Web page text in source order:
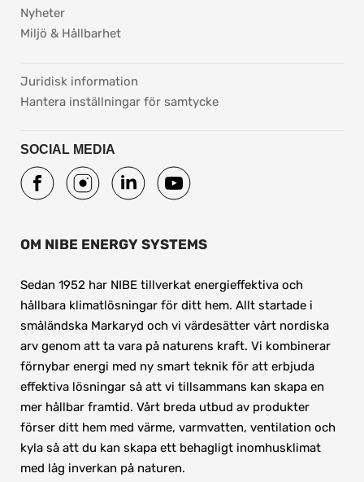
OM NIBE ENERGY SYSTEMS
Sedan 1952 har NIBE tillverkat energieffektiva och
hållbara klimatlösningar för ditt hem. Allt startade i
småländska Markaryd och vi värdesätter vårt nordiska
arv genom att ta vara på naturens kraft. Vi kombinerar
förnybar energi med ny smart teknik för att erbjuda
effektiva lösningar så att vi tillsammans kan skapa en
mer hållbar framtid. Vårt breda utbud av produkter
förser ditt hem med värme, varmvatten, ventilation och
kyla så att du kan skapa ett behagligt inomhusklimat
med låg inverkan på naturen.
Nyheter
Miljö & Hållbarhet
Juridisk information
Hantera inställningar för samtycke
SOCIAL MEDIA